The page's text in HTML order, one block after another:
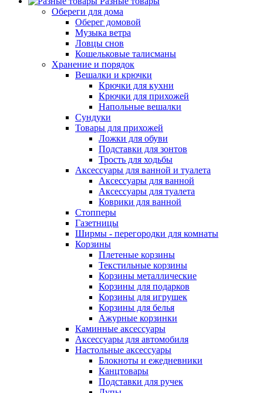
Обереги для дома
Оберег домовой
Музыка ветра
Ловцы снов
Кошельковые талисманы
Хранение и порядок
Вешалки и крючки
Крючки для кухни
Крючки для прихожей
Напольные вешалки
Сундуки
Товары для прихожей
Ложки для обуви
Подставки для зонтов
Трость для ходьбы
Аксессуары для ванной и туалета
Аксессуары для ванной
Аксессуары для туалета
Коврики для ванной
Стопперы
Газетницы
Ширмы - перегородки для комнаты
Корзины
Плетеные корзины
Текстильные корзины
Корзины металлические
Корзины для подарков
Корзины для игрушек
Корзины для белья
Ажурные корзинки
Каминные аксессуары
Аксессуары для автомобиля
Настольные аксессуары
Блокноты и ежедневники
Канцтовары
Подставки для ручек